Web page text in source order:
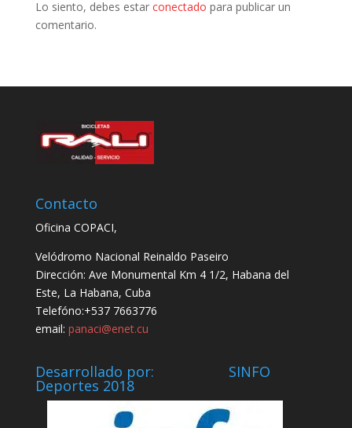
Lo siento, debes estar conectado para publicar un
comentario.
Contacto
Oficina COPACI,
Velódromo Nacional Reinaldo Paseiro
Dirección: Ave Monumental Km 4 1/2, Habana del
Este, La Habana, Cuba
Telefóno:+537 7663776
email: panaci@enet.cu
Desarrollado por: SINFO
Deportes 2018